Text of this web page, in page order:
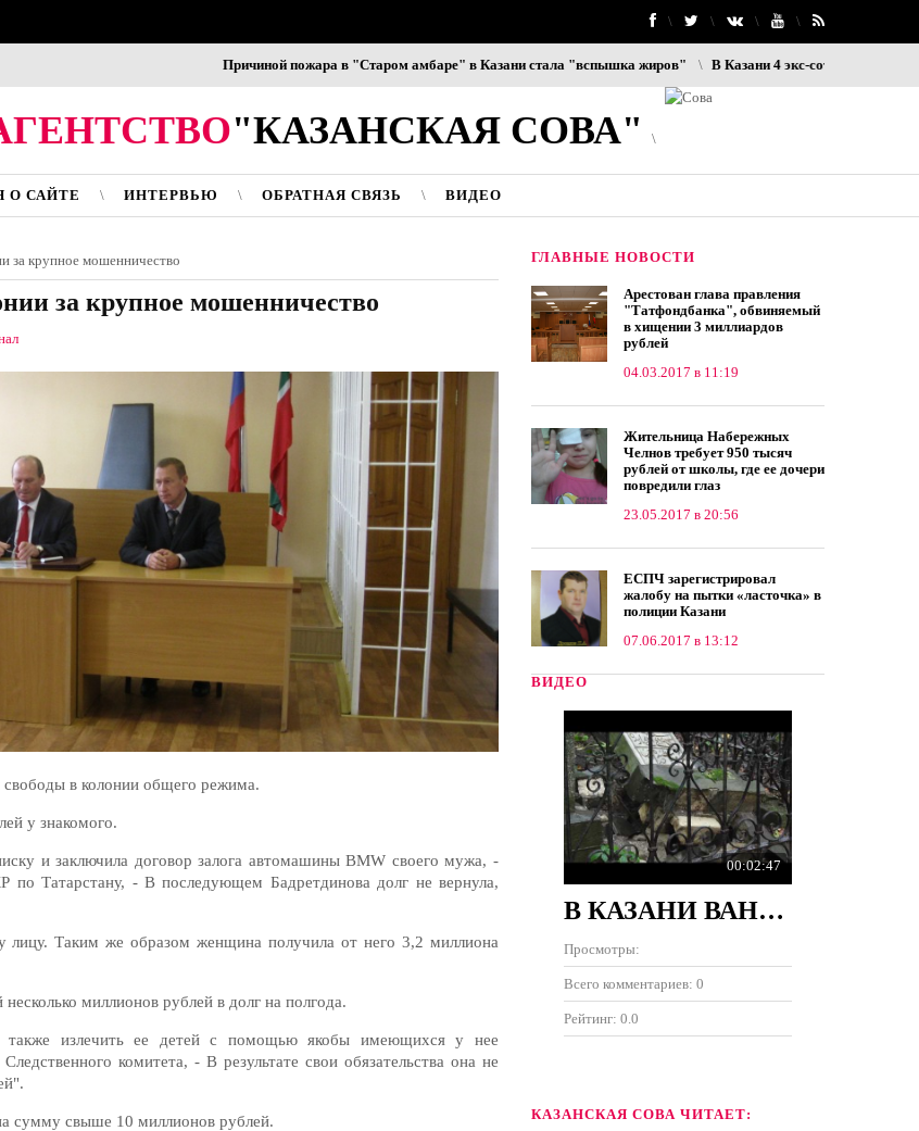
Причиной пожара в "Старом амбаре" в Казани стала "вспышка жиров" В Казани 4 экс-сотрудников ОП
"КАЗАНСКАЯ СОВА"
О САЙТЕ ИНТЕРВЬЮ ОБРАТНАЯ СВЯЗЬ ВИДЕО
за крупное мошенничество
за крупное мошенничество
свободы в колонии общего режима.
у знакомого.
и заключила договор залога автомашины BMW своего мужа, -
по Татарстану, - В последующем Бадретдинова долг не вернула,
Таким же образом женщина получила от него 3,2 миллиона
миллионов рублей в долг на полгода.
также излечить ее детей с помощью якобы имеющихся у нее
комитета, - В результате свои обязательства она не
сумму свыше 10 миллионов рублей.
ГЛАВНЫЕ НОВОСТИ
Арестован глава правления
"Татфондбанка", обвиняемый
в хищении 3 миллиардов
рублей
04.03.2017 в 11:19
Жительница Набережных
Челнов требует 950 тысяч
рублей от школы, где ее дочери
повредили глаз
23.05.2017 в 20:56
ЕСПЧ зарегистрировал
жалобу на пытки «ласточка» в
полиции Казани
07.06.2017 в 13:12
ВИДЕО
00:02:47
В КАЗАНИ ВАНДАЛЫ РАЗРУШИЛИ 100 ПАМЯТНИКОВ НА КЛАДБИЩЕ
Просмотры:
Всего комментариев: 0
Рейтинг: 0.0
КАЗАНСКАЯ СОВА ЧИТАЕТ: